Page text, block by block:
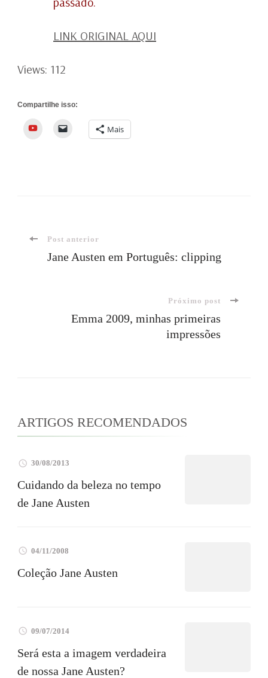
LINK ORIGINAL AQUI
Views: 112
Compartilhe isso:
YouTube Mais
Navegação
Post anterior
Jane Austen em Português: clipping
Próximo post
Emma 2009, minhas primeiras
impressões
ARTIGOS RECOMENDADOS
30/08/2013
Cuidando da beleza no tempo
de Jane Austen
04/11/2008
Coleção Jane Austen
09/07/2014
Será esta a imagem verdadeira
de nossa Jane Austen?